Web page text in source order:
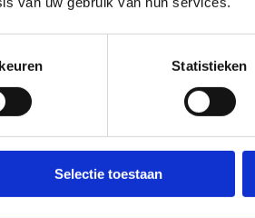
Statistieken
Selectie toestaan
Andere slijpdiepte
Contacteer ons